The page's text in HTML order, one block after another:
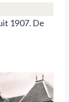
1907. De